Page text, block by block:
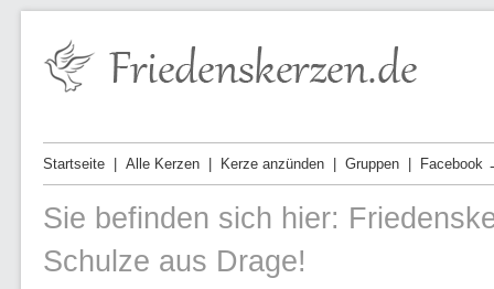
Startseite Alle Kerzen Kerze anzünden Gruppen Facebook
Sie befinden sich hier:
Schulze aus Drage!